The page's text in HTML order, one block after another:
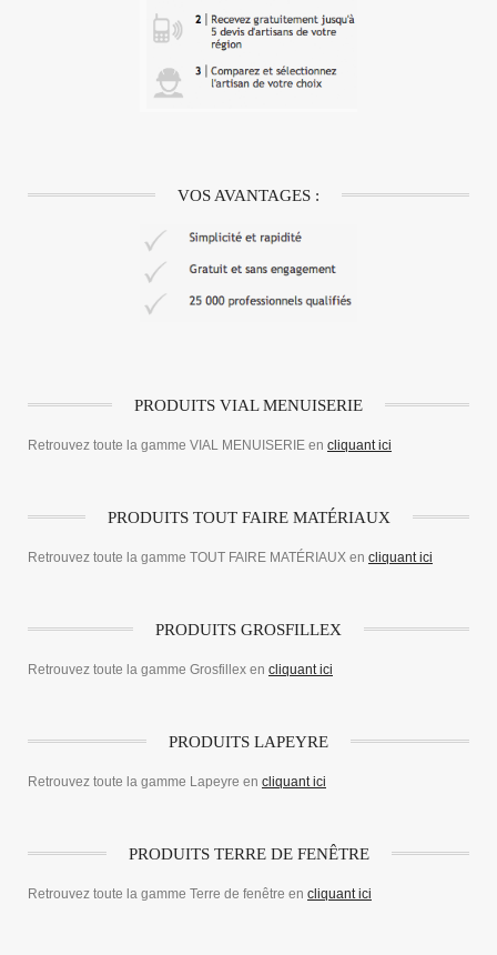
VOS AVANTAGES :
PRODUITS VIAL MENUISERIE
Retrouvez toute la gamme VIAL MENUISERIE en cliquant ici
PRODUITS TOUT FAIRE MATÉRIAUX
Retrouvez toute la gamme TOUT FAIRE MATÉRIAUX en cliquant ici
PRODUITS GROSFILLEX
Retrouvez toute la gamme Grosfillex en cliquant ici
PRODUITS LAPEYRE
Retrouvez toute la gamme Lapeyre en cliquant ici
PRODUITS TERRE DE FENÊTRE
Retrouvez toute la gamme Terre de fenêtre en cliquant ici